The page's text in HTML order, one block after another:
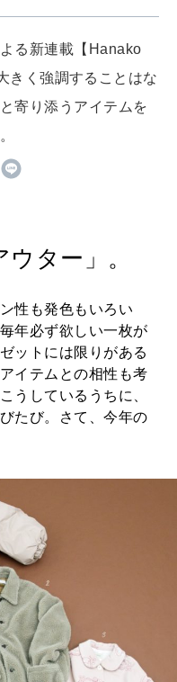
れる 新しい一流店へ。」
会いに。韓国」
学びの教科書。」
想図 2026」
ば、幸せ」
新常識。」
る新連載【Hanako
きく強調することはな
寄り添うアイテムを
ター」。
性も発色もいろい
年必ず欲しい一枚が
ットには限りがある
イテムとの相性も考
うしているうちに、
たび。さて、今年の